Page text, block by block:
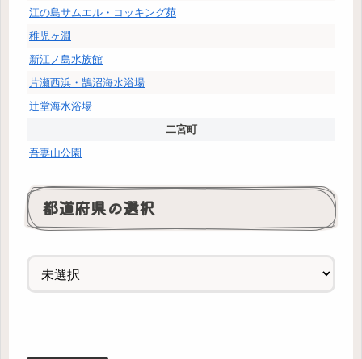
江の島サムエル・コッキング苑
稚児ヶ淵
新江ノ島水族館
片瀬西浜・鵠沼海水浴場
辻堂海水浴場
二宮町
吾妻山公園
都道府県の選択